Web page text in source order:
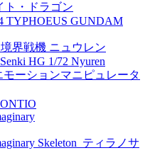
ト・ドラゴン
TYPHOEUS GUNDAM
界戦機 ニュウレン
HG 1/72 Nyuren
ーションマニピュレータ
Skeleton_ティラノサ